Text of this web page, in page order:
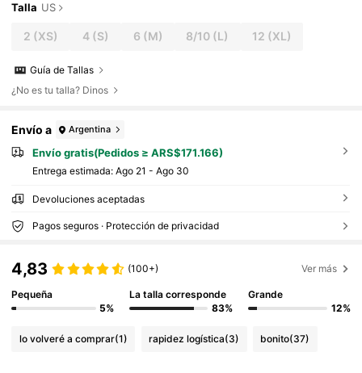
Talla US
2 (XS) 4(S) 6 (M) 8/10 (L) 12 (XL)
Guía de Tallas
¿No es tu talla? Dinos
Envío a Argentina
Envío gratis(Pedidos ≥ ARS$171.166)
Entrega estimada: Ago 21 - Ago 30
Devoluciones aceptadas
Pagos seguros · Protección de privacidad
4,83 (100+) Ver más
Pequeña
5%
La talla corresponde
83%
Grande
12%
lo volveré a comprar(1) rapidez logística(3) bonito(37)